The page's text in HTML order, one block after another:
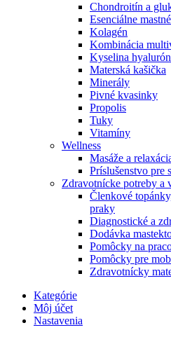
Chondroitín a
Esenciálne
Kolagén
Kombinácia
Kyselina
Materská kašička
Minerály
Pivné kvasinky
Propolis
Tuky
Vitamíny
Wellness
Masáže a
Príslušenstvo pre
Zdravotnícke potreby a
Členkové
praky
Diagnostické a
Dodávka
Pomôcky na
Pomôcky pre
Zdravotnícky
Kategórie
Môj účet
Nastavenia